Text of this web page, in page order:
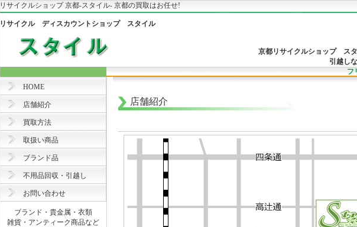
リサイクルショップ 京都-スタイル- 京都の買取はお任せ!
リサイクル ディスカウントショップ スタイル
京都リサイクルショップ スタ
引越し
フ
店舗紹介
HOME
店舗紹介
買取方法
取扱い商品
ブランド品
不用品回収・引越し
お問い合わせ
ブランド・貴金属・衣類
雑貨・アンティーク商品など